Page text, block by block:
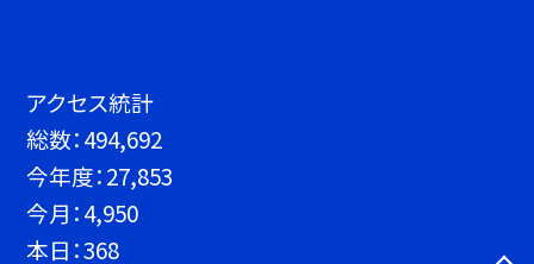
アクセス統計
総数：494,692
今年度：27,853
今月：4,950
本日：368